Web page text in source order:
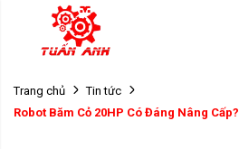
Trang chủ
Tin tức
Robot Băm Cỏ 20HP Có Đáng Nâng